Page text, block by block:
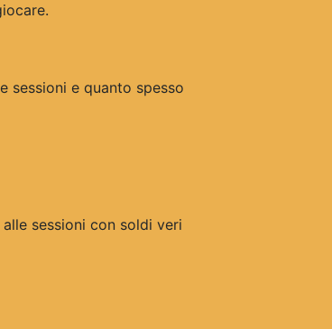
sessioni e quanto spesso
sessioni con soldi veri